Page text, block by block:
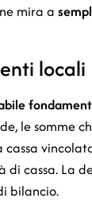
mira a
locali
le somme
cassa. La
bilancio.